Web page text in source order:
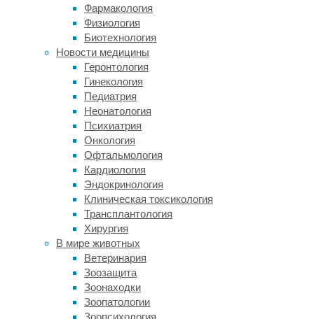
Фармакология
Физиология
Биотехнология
Новости медицины
Геронтология
Гинекология
Педиатрия
Неонатология
Психиатрия
Онкология
Офтальмология
Кардиология
Эндокринология
Клиническая токсикология
Трансплантология
Хирургия
В мире животных
Ветеринария
Зоозащита
Зоонаходки
Зоопатологии
Зоопсихология
недружественный
взаимный
груминг
разбирают
своей
статье
Applied
Animal
Behaviour
Scienceсотрудники
Гентского
университета.
Они
анализировали
видео
53
парами
котиков,